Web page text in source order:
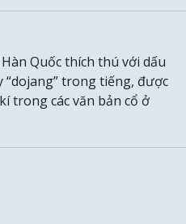
Quốc thích thú với dấu
“dojang” trong tiếng, được
trong các văn bản cổ ở